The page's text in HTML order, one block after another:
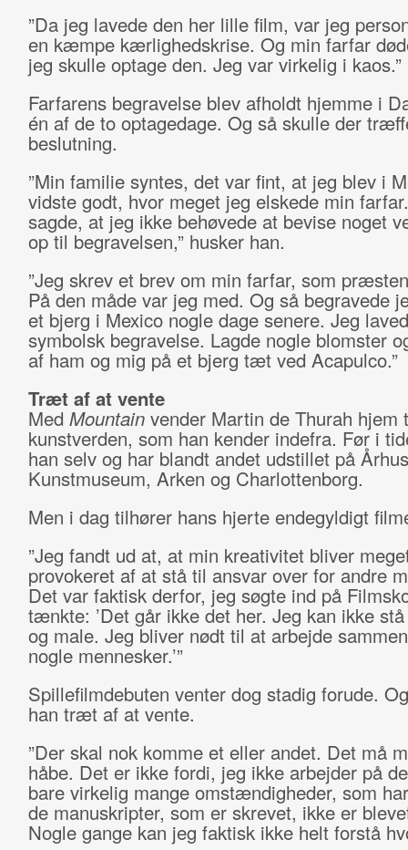
”Da jeg lavede den her lille film, var jeg
en kæmpe kærlighedskrise. Og min farfar
jeg skulle optage den. Jeg var virkelig i kaos.”
Farfarens begravelse blev afholdt hjemme i
én af de to optagedage. Og så skulle der
beslutning.
”Min familie syntes, det var fint, at jeg blev i
vidste godt, hvor meget jeg elskede min
sagde, at jeg ikke behøvede at bevise noget
op til begravelsen,” husker han.
”Jeg skrev et brev om min farfar, som
På den måde var jeg med. Og så begravede
et bjerg i Mexico nogle dage senere. Jeg
symbolsk begravelse. Lagde nogle blomster
af ham og mig på et bjerg tæt ved Acapulco.”
Træt af at vente
Med Mountainvender Martin de Thurah hjem
kunstverden, som han kender indefra. Før i
han selv og har blandt andet udstillet på Århus
Kunstmuseum, Arken og Charlottenborg.
Men i dag tilhører hans hjerte endegyldigt
”Jeg fandt ud at, at min kreativitet bliver
provokeret af at stå til ansvar over for andre
Det var faktisk derfor, jeg søgte ind på
tænkte: ’Det går ikke det her. Jeg kan ikke
og male. Jeg bliver nødt til at arbejde
nogle mennesker.’”
Spillefilmdebuten venter dog stadig forude.
han træt af at vente.
”Der skal nok komme et eller andet. Det må
håbe. Det er ikke fordi, jeg ikke arbejder på
bare virkelig mange omstændigheder, som
de manuskripter, som er skrevet, ikke er
Nogle gange kan jeg faktisk ikke helt forstå